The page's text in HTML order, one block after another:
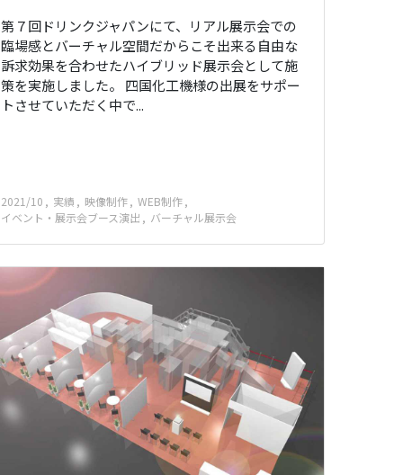
第７回ドリンクジャパンにて、リアル展示会での
臨場感とバーチャル空間だからこそ出来る自由な
訴求効果を合わせたハイブリッド展示会として施
策を実施しました。 四国化工機様の出展をサポー
トさせていただく中で...
2021/10 実績 映像制作
WEB制作
イベント・展示会ブース演出
バーチャル展示会